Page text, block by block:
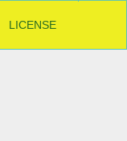
LICENSE